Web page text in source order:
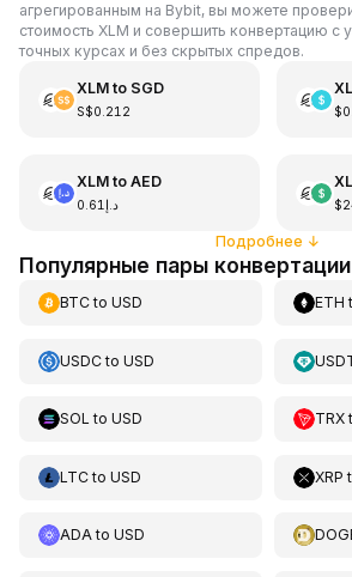
агрегированным на Bybit, вы можете
стоимость XLM и совершить конвертацию с
точных курсах и без скрытых спредов.
XLMto SGD
S$0.212
XLMto AED
د.إ0.61
Подробнее ↓
Популярные пары конвертации
BTCto USD ETH
USDCto USD
SOL to USD TRX
LTCto USD XRP
ADAto USD